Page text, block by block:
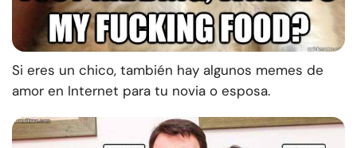
Si eres un chico, también hay algunos memes de
amor en Internet para tu novia o esposa.